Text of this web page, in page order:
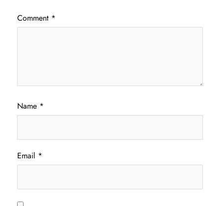
Comment *
Name *
Email *